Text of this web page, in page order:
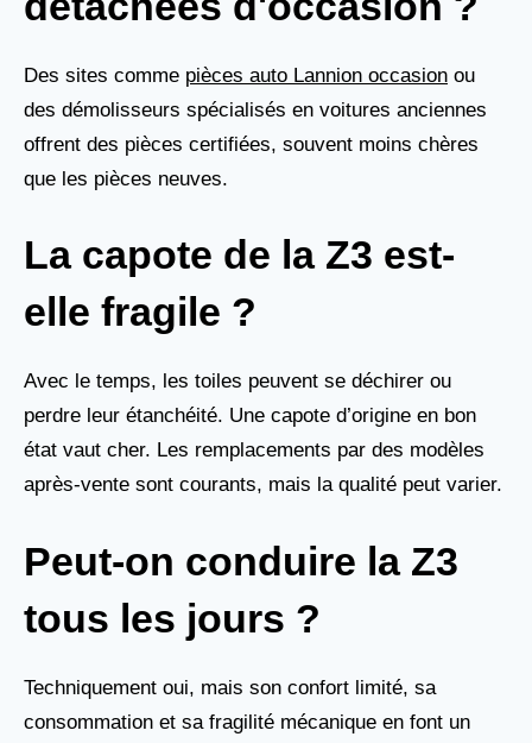
Des sites comme pièces auto Lannion occasion ou
des démolisseurs spécialisés en voitures anciennes
offrent des pièces certifiées, souvent moins chères
que les pièces neuves.
La capote de la Z3 est-
elle fragile ?
Avec le temps, les toiles peuvent se déchirer ou
perdre leur étanchéité. Une capote d’origine en bon
état vaut cher. Les remplacements par des modèles
après-vente sont courants, mais la qualité peut varier.
Peut-on conduire la Z3
tous les jours ?
Techniquement oui, mais son confort limité, sa
consommation et sa fragilité mécanique en font un